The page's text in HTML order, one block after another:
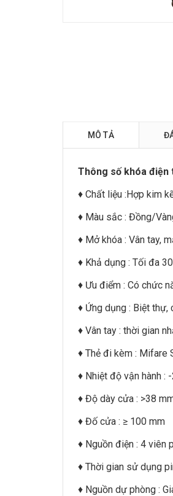
MÔ TẢ
Thông số khóa điện
♦ Chất liệu :Hợp kim
♦ Màu sắc : Đồng/
♦ Mở khóa : Vân tay,
♦ Khả dụng : Tối đa
♦ Ưu điểm : Có chức
♦ Ứng dụng : Biệt
♦ Vân tay : thời gian
♦ Thẻ đi kèm : Mifare
♦ Nhiệt độ vận hành :
♦ Độ dày cửa : >38
♦ Đố cửa : ≥ 100 mm
♦ Nguồn điện : 4 viên
♦ Thời gian sử dụng
♦ Nguồn dự phòng :